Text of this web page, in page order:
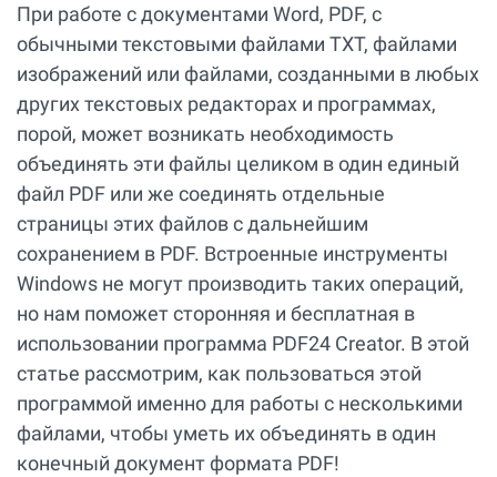
При работе с документами Word, PDF, с
обычными текстовыми файлами TXT, файлами
изображений или файлами, созданными в любых
других текстовых редакторах и программах,
порой, может возникать необходимость
объединять эти файлы целиком в один единый
файл PDF или же соединять отдельные
страницы этих файлов с дальнейшим
сохранением в PDF. Встроенные инструменты
Windows не могут производить таких операций,
но нам поможет сторонняя и бесплатная в
использовании программа PDF24 Creator. В этой
статье рассмотрим, как пользоваться этой
программой именно для работы с несколькими
файлами, чтобы уметь их объединять в один
конечный документ формата PDF!